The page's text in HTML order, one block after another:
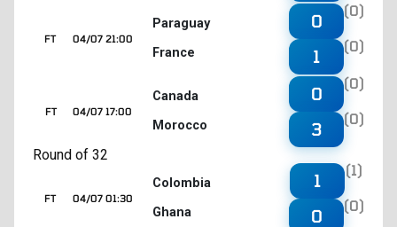
04/07 21:00
FT
Paraguay
France
0
(0)
1
(0)
04/07 17:00
FT
Canada
Morocco
0
(0)
3
(0)
Round of 32
04/07 01:30
FT
Colombia
Ghana
1
(1)
0
(0)